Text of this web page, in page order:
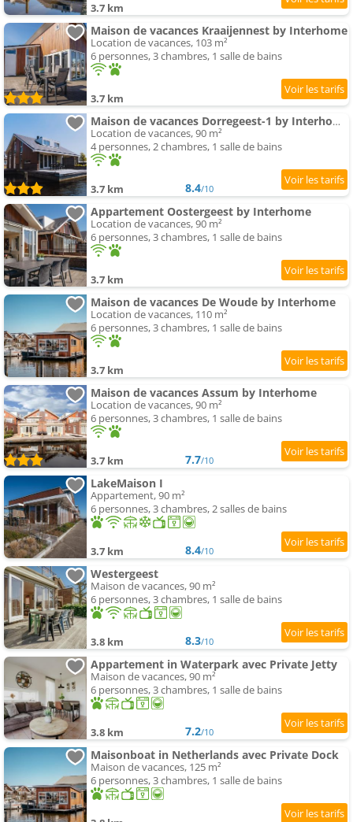
3.7 km
Maison de vacances Kraaijennest by Interhome
Location de vacances, 103 m²
6 personnes, 3 chambres, 1 salle de bains
3.7 km
Maison de vacances Dorregeest-1 by Interhome
Location de vacances, 90 m²
4 personnes, 2 chambres, 1 salle de bains
3.7 km 8.4/10
Appartement Oostergeest by Interhome
Location de vacances, 90 m²
6 personnes, 3 chambres, 1 salle de bains
3.7 km
Maison de vacances De Woude by Interhome
Location de vacances, 110 m²
6 personnes, 3 chambres, 1 salle de bains
3.7 km
Maison de vacances Assum by Interhome
Location de vacances, 90 m²
6 personnes, 3 chambres, 1 salle de bains
3.7 km 7.7/10
LakeMaison I
Appartement, 90 m²
6 personnes, 3 chambres, 2 salles de bains
3.7 km 8.4/10
Westergeest
Maison de vacances, 90 m²
6 personnes, 3 chambres, 1 salle de bains
3.8 km 8.3/10
Appartement in Waterpark avec Private Jetty
Maison de vacances, 90 m²
6 personnes, 3 chambres, 1 salle de bains
3.8 km 7.2/10
Maisonboat in Netherlands avec Private Dock
Maison de vacances, 125 m²
6 personnes, 3 chambres, 1 salle de bains